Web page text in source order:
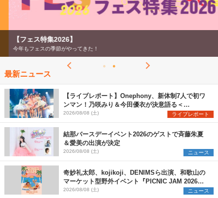
【フェス特集2026】
今年もフェスの季節がやってきた！
最新ニュース
【ライブレポート】Onephony、新体制7人で初ワ
ンマン！乃咲みり＆今田優衣が決意語る＜
Onephony新体制1st Oneman Live はじまりの夏
＞
2026/08/08 (土) ライブレポート
結那バースデーイベント2026のゲストで斉藤朱夏
＆愛美の出演が決定
2026/08/08 (土) ニュース
奇妙礼太郎、kojikoji、DENIMSら出演、和歌山の
マーケット型野外イベント『PICNIC JAM 2026』
早割チケット発売開始
2026/08/08 (土) ニュース